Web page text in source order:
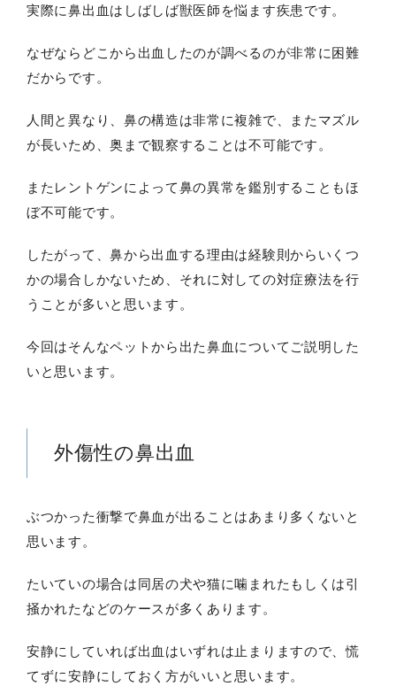
実際に鼻出血はしばしば獣医師を悩ます疾患です。
なぜならどこから出血したのが調べるのが非常に困難
だからです。
人間と異なり、鼻の構造は非常に複雑で、またマズル
が長いため、奥まで観察することは不可能です。
またレントゲンによって鼻の異常を鑑別することもほ
ぼ不可能です。
したがって、鼻から出血する理由は経験則からいくつ
かの場合しかないため、それに対しての対症療法を行
うことが多いと思います。
今回はそんなペットから出た鼻血についてご説明した
いと思います。
外傷性の鼻出血
ぶつかった衝撃で鼻血が出ることはあまり多くないと
思います。
たいていの場合は同居の犬や猫に噛まれたもしくは引
掻かれたなどのケースが多くあります。
安静にしていれば出血はいずれは止まりますので、慌
てずに安静にしておく方がいいと思います。